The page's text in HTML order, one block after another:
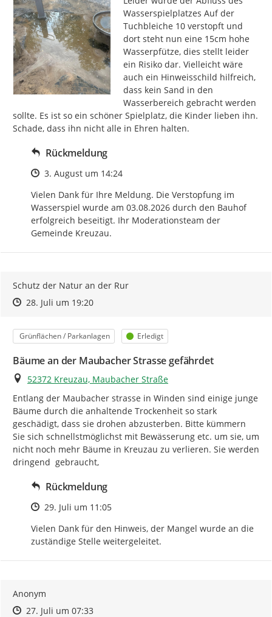
Wasserspielplatzes Auf der
Tuchbleiche 10 verstopft und
dort steht nun eine 15cm hohe
Wasserpfütze, dies stellt leider
ein Risiko dar. Vielleicht wäre
auch ein Hinweisschild hilfreich,
dass kein Sand in den
Wasserbereich gebracht werden
sollte. Es ist so ein schöner Spielplatz, die Kinder lieben ihn.
Schade, dass ihn nicht alle in Ehren halten.
Rückmeldung
Zeitpunkt des Erstellens
3. August um 14:24
Vielen Dank für Ihre Meldung. Die Verstopfung im
Wasserspiel wurde am 03.08.2026 durch den Bauhof
erfolgreich beseitigt. Ihr Moderationsteam der
Gemeinde Kreuzau.
Schutz der Natur an der Rur
Zeitpunkt des Erstellens
Zeitpunkt des Erstellens
28. Juli um 19:20Zur Äußerung
Kategorie
Grünflächen / Parkanlagen Status
Erledigt
Bäume an der Maubacher Strasse gefährdet
Ort
52372 Kreuzau, Maubacher Straße
Entlang der Maubacher strasse in Winden sind einige junge
Bäume durch die anhaltende Trockenheit so stark
geschädigt, dass sie drohen abzusterben. Bitte kümmern
Sie sich schnellstmöglichst mit Bewässerung etc. um sie, um
nicht noch mehr Bäume in Kreuzau zu verlieren. Sie werden
dringend  gebraucht,
Rückmeldung
Zeitpunkt des Erstellens
29. Juli um 11:05
Vielen Dank für den Hinweis, der Mangel wurde an die
zuständige Stelle weitergeleitet.
Anonym
Zeitpunkt des Erstellens
Zeitpunkt des Erstellens
27. Juli um 07:33Zur Äußerung